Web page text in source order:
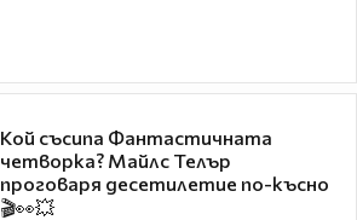
Кой съсипа Фантастичната
четворка? Майлс Телър
проговаря десетилетие по-късно
🎬👀💥